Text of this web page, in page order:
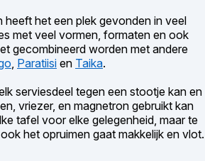
het een plek gevonden in veel
met veel vormen, formaten en ook
gecombineerd worden met andere
, Paratiisi en Taika.
serviesdeel tegen een stootje kan en
vriezer, en magnetron gebruikt kan
tafel voor elke gelegenheid, maar te
het opruimen gaat makkelijk en vlot.